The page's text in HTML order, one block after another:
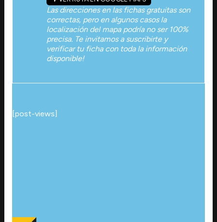
Las direcciones en las fichas gratuitas son
correctas, pero en algunos casos la
localización del mapa podría no ser 100%
precisa. Te invitamos a suscribirte y
verificar tu ficha con toda la información
disponible!
[post-views]